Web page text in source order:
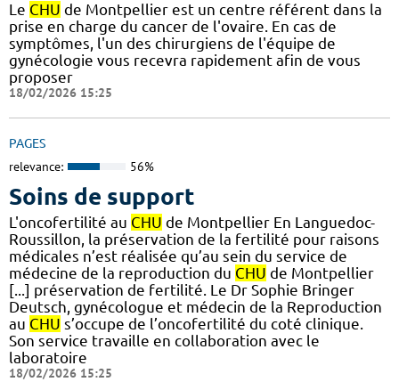
Le CHU de Montpellier est un centre référent dans la
prise en charge du cancer de l'ovaire. En cas de
symptômes, l'un des chirurgiens de l'équipe de
gynécologie vous recevra rapidement afin de vous
proposer
18/02/2026 15:25
PAGES
relevance: 56%
Soins de support
L'oncofertilité au CHU de Montpellier En Languedoc-
Roussillon, la préservation de la fertilité pour raisons
médicales n’est réalisée qu’au sein du service de
médecine de la reproduction du CHU de Montpellier
[...] préservation de fertilité. Le Dr Sophie Bringer
Deutsch, gynécologue et médecin de la Reproduction
au CHU s’occupe de l’oncofertilité du coté clinique.
Son service travaille en collaboration avec le
laboratoire
18/02/2026 15:25